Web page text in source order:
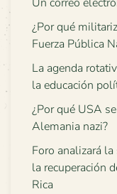
¿Por qué
Fuerza Pública
La agenda
la educación
¿Por qué USA
Alemania nazi?
Foro analizará
la recuperación
Rica